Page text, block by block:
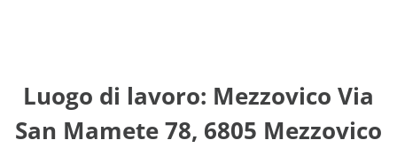
Luogo di lavoro: Mezzovico Via
San Mamete 78, 6805 Mezzovico